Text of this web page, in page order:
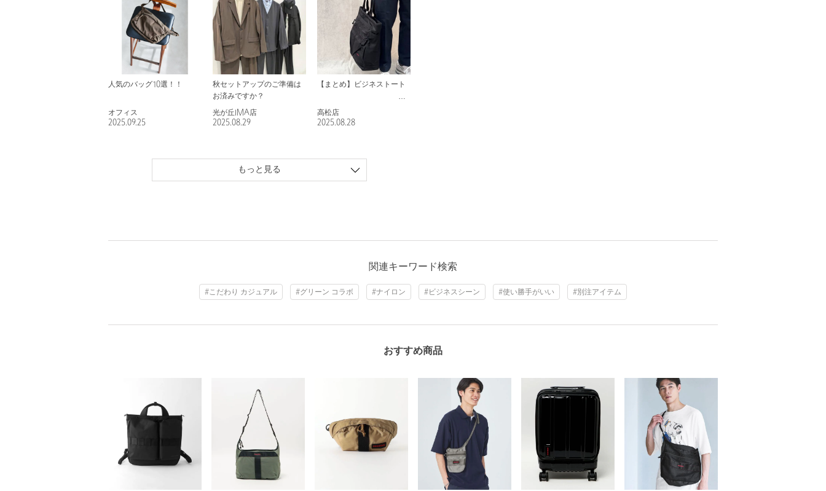
人気のバッグ10選！！
オフィス
2025.09.25
秋セットアップのご準備は
お済みですか？
光が丘IMA店
2025.08.29
【まとめ】ビジネストート
高松店
2025.08.28
もっと見る
関連キーワード検索
#こだわり カジュアル #グリーン コラボ #ナイロン #ビジネスシーン #使い勝手がいい #別注アイテム
おすすめ商品